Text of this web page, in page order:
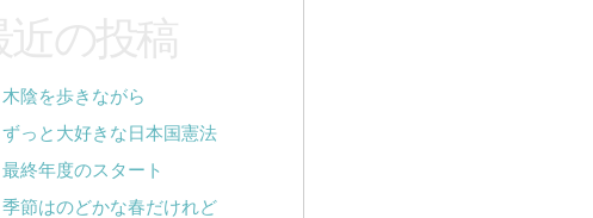
木陰を歩きながら
ずっと大好きな日本国憲法
最終年度のスタート
季節はのどかな春だけれど